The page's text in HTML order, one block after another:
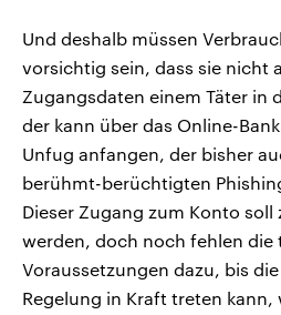
Und deshalb müssen
vorsichtig sein, dass sie nicht
Zugangsdaten einem Täter in
der kann über das Online-
Unfug anfangen, der bisher
berühmt-berüchtigten
Dieser Zugang zum Konto
werden, doch noch fehlen die
Voraussetzungen dazu, bis
Regelung in Kraft treten kann,